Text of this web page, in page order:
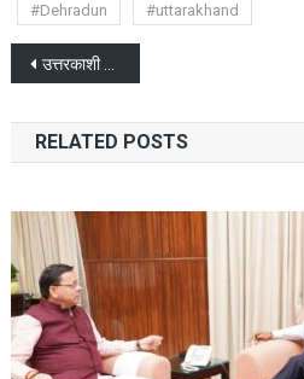
#Dehradun
#uttarakhand
Post
navigation
उत्तरकाशी के सहस्त्रताल में ट्रैकिंग दल के चार सदस्यों की मृत्यु , रेस्क्यू ऑपरेशन जारी
RELATED POSTS